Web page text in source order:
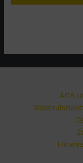
AGB